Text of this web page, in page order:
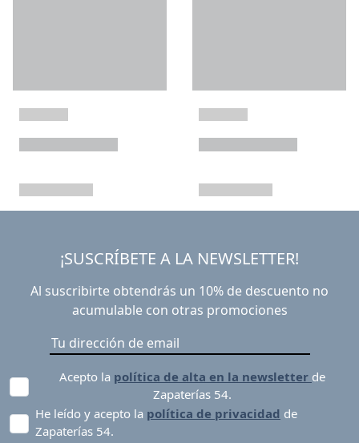
¡SUSCRÍBETE A LA NEWSLETTER!
Al suscribirte obtendrás un 10% de descuento no
acumulable con otras promociones
Acepto la política de alta en la newsletter de
Zapaterías 54.
He leído y acepto la política de privacidad de
Zapaterías 54.